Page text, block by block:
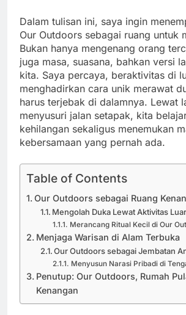
Dalam tulisan ini, saya ingin
Our Outdoors sebagai ruang untuk
Bukan hanya mengenang orang
juga masa, suasana, bahkan versi
kita. Saya percaya, beraktivitas di
menghadirkan cara unik merawat
harus terjebak di dalamnya. Lewat
menyusuri jalan setapak, kita
kehilangan sekaligus menemukan
kebersamaan yang pernah ada.
Table of Contents
Our Outdoors sebagai Ruang
Mengolah Duka Lewat Aktivitas
Merancang Ritual Kecil di Our
Menjaga Warisan di Alam Terbuka
Our Outdoors sebagai Jembatan
Menyusun Narasi Pribadi di
Penutup: Our Outdoors, Rumah
Kenangan